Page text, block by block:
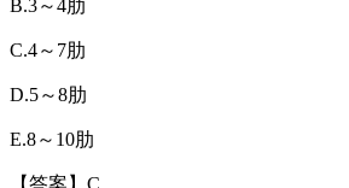
B.3～4肋
C.4～ 7肋
D.5～8肋
E.8～ 10肋
【答案】 C